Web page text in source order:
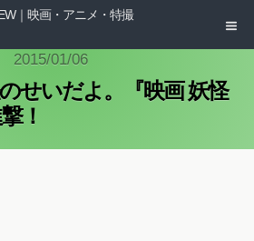
｜映画・アニメ・特撮
2015/01/06
せいだよ。『映画 妖怪
！